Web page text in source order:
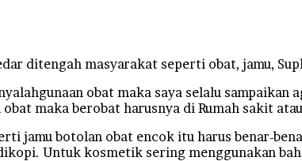
ditengah masyarakat seperti obat, jamu,
obat maka saya selalu
maka berobat harusnya di Rumah sakit
jamu botolan obat encok itu harus benar-
Untuk kosmetik sering menggunakan